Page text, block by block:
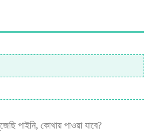
পাইনি, কোথায় পাওয়া যাবে?